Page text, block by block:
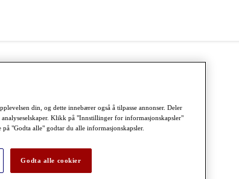
din, og dette innebærer også å tilpasse annonser. Deler
Klikk på "Innstillinger for informasjonskapsler"
"Godta alle" godtar du alle informasjonskapsler.
Godta alle cookier